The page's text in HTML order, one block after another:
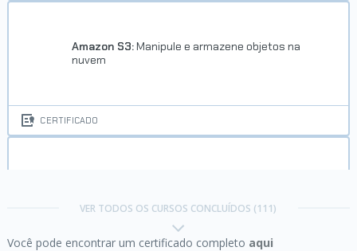
Negócios Digitais
Amazon S3: Manipule e armazene objetos na
nuvem
CERTIFICADO
VER TODOS OS CURSOS CONCLUÍDOS (111)
Você pode encontrar um certificado completo aqui